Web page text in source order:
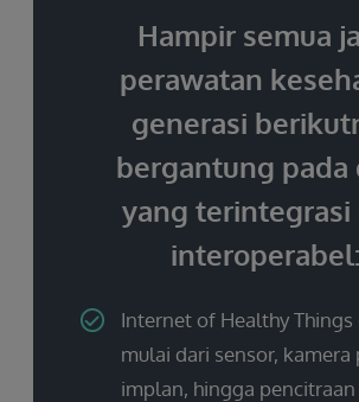
Hampir semua
perawatan
generasi
bergantung pada
yang terintegrasi
interoperabel:
Internet of Healthy Things
mulai dari sensor, kamera
implan, hingga pencitraan